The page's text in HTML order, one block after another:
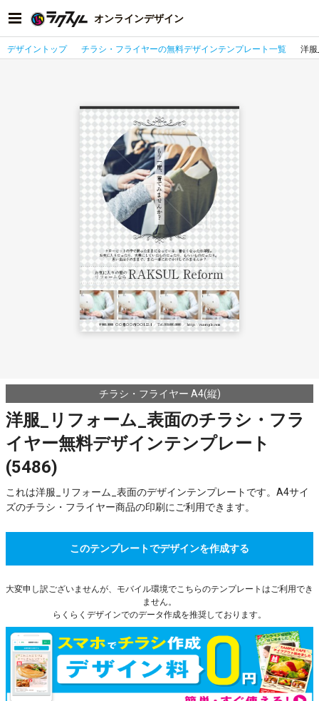
オンラインデザイン
デザイントップ チラシ・フライヤーの無料デザインテンプレート一覧 洋服
チラシ・フライヤー A4(縦)
洋服_リフォーム_表面のチラシ・フラ
イヤー無料デザインテンプレート
(5486)
これは洋服_リフォーム_表面のデザインテンプレートです。A4サイ
ズのチラシ・フライヤー商品の印刷にご利用できます。
このテンプレートでデザインを作成する
大変申し訳ございませんが、モバイル環境でこちらのテンプレートはご利用でき
ません。
らくらくデザインでのデータ作成を推奨しております。